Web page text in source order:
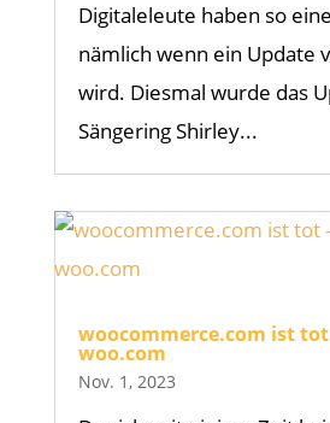
Digitaleleute haben so
nämlich wenn ein Update
wird. Diesmal wurde das
Sängering Shirley...
woocommerce.com ist tot
woo.com
Nov. 1, 2023